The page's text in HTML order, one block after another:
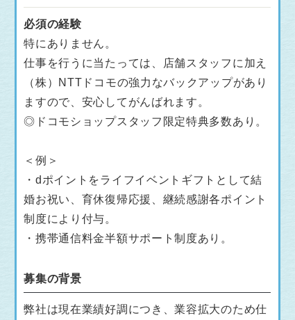
必須の経験
特にありません。
仕事を行うに当たっては、店舗スタッフに加え
（株）NTTドコモの強力なバックアップがあり
ますので、安心してがんばれます。
◎ドコモショップスタッフ限定特典多数あり。
＜例＞
・dポイントをライフイベントギフトとして結
婚お祝い、育休復帰応援、継続感謝各ポイント
制度により付与。
・携帯通信料金半額サポート制度あり。
募集の背景
弊社は現在業績好調につき、業容拡大のため仕